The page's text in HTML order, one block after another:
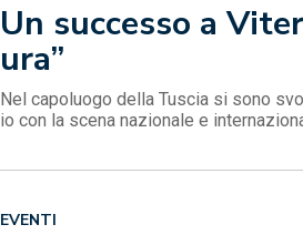
Un successo a
ura”
Nel capoluogo della Tuscia si sono
io con la scena nazionale e
EVENTI